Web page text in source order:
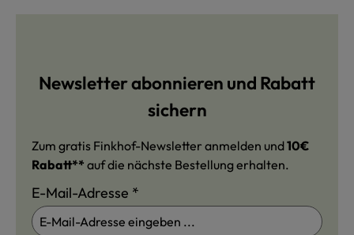
Newsletter abonnieren und Rabatt
sichern
Zum gratis Finkhof-Newsletter anmelden und10€
Rabatt** auf die nächste Bestellung erhalten.
E-Mail-Adresse *